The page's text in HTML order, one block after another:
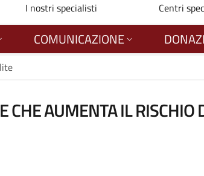
I nostri specialisti Centri
COMUNICAZIONE
CHE AUMENTA IL RISCHIO